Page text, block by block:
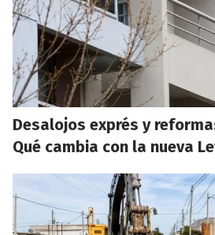
Desalojos exprés y
Qué cambia con la nueva